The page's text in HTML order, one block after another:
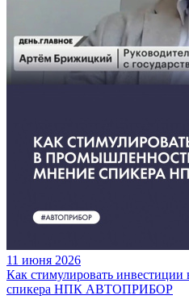
11 июня 2026
Как стимулировать
спикера НПК АВТОПРИБОР